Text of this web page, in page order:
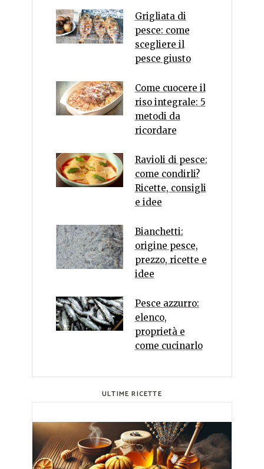
Grigliata di
pesce: come
scegliere il
pesce giusto
Come cuocere il
riso integrale: 5
metodi da
ricordare
Ravioli di pesce:
come condirli?
Ricette, consigli
e idee
Bianchetti:
origine pesce,
prezzo, ricette e
idee
Pesce azzurro:
elenco,
proprietà e
come cucinarlo
ULTIME RICETTE